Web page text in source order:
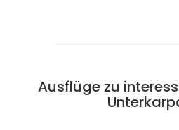
Ausflüge zu